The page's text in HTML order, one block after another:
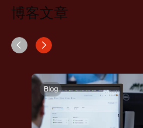
博客文章
Blog